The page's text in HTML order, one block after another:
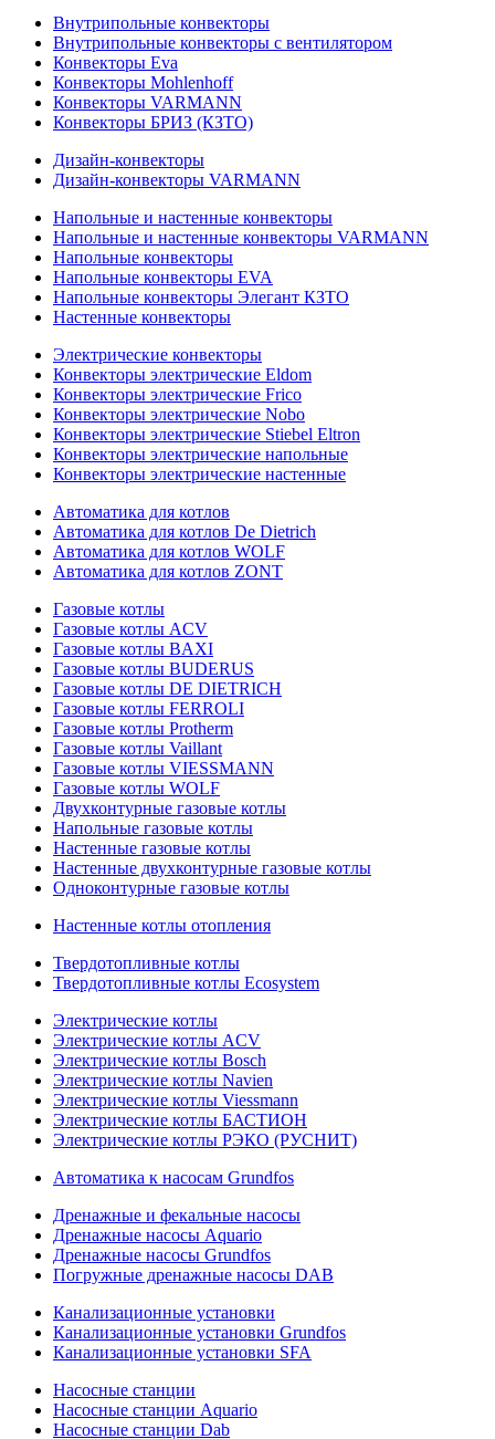
Внутрипольные конвекторы
Внутрипольные конвекторы с вентилятором
Конвекторы Eva
Конвекторы Mohlenhoff
Конвекторы VARMANN
Конвекторы БРИЗ (КЗТО)
Дизайн-конвекторы
Дизайн-конвекторы VARMANN
Напольные и настенные конвекторы
Напольные и настенные конвекторы VARMANN
Напольные конвекторы
Напольные конвекторы EVA
Напольные конвекторы Элегант КЗТО
Настенные конвекторы
Электрические конвекторы
Конвекторы электрические Eldom
Конвекторы электрические Frico
Конвекторы электрические Nobo
Конвекторы электрические Stiebel Eltron
Конвекторы электрические напольные
Конвекторы электрические настенные
Автоматика для котлов
Автоматика для котлов De Dietrich
Автоматика для котлов WOLF
Автоматика для котлов ZONT
Газовые котлы
Газовые котлы ACV
Газовые котлы BAXI
Газовые котлы BUDERUS
Газовые котлы DE DIETRICH
Газовые котлы FERROLI
Газовые котлы Protherm
Газовые котлы Vaillant
Газовые котлы VIESSMANN
Газовые котлы WOLF
Двухконтурные газовые котлы
Напольные газовые котлы
Настенные газовые котлы
Настенные двухконтурные газовые котлы
Одноконтурные газовые котлы
Настенные котлы отопления
Твердотопливные котлы
Твердотопливные котлы Ecosystem
Электрические котлы
Электрические котлы ACV
Электрические котлы Bosch
Электрические котлы Navien
Электрические котлы Viessmann
Электрические котлы БАСТИОН
Электрические котлы РЭКО (РУСНИТ)
Автоматика к насосам Grundfos
Дренажные и фекальные насосы
Дренажные насосы Aquario
Дренажные насосы Grundfos
Погружные дренажные насосы DAB
Канализационные установки
Канализационные установки Grundfos
Канализационные установки SFA
Насосные станции
Насосные станции Aquario
Насосные станции Dab